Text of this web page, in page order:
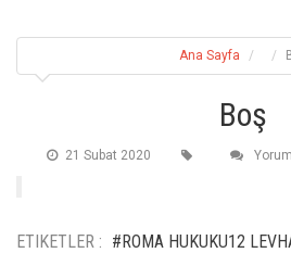
Ana Sayfa
Boş
21 Subat 2020 Yorum
ETIKETLER : #ROMA HUKUKU12